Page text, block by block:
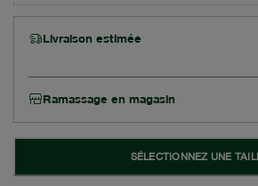
Livraison estimée
Ramassage en magasin
SÉLECTIONNEZ UNE